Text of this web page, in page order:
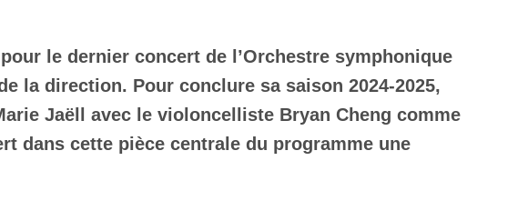
le dernier concert de l’Orchestre symphonique
la direction. Pour conclure sa saison 2024-2025,
Jaëll avec le violoncelliste Bryan Cheng comme
dans cette pièce centrale du programme une